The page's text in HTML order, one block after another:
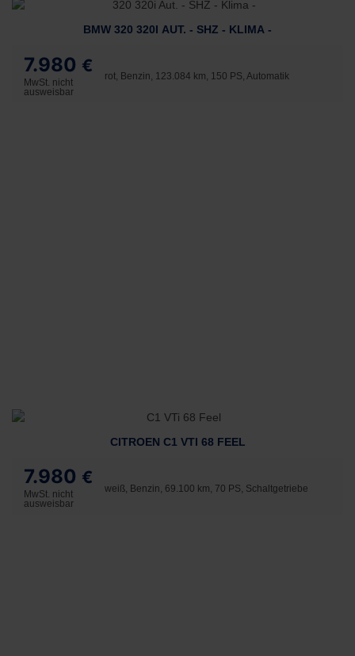
BMW 320 320I AUT. - SHZ - KLIMA -
7.980 €
MwSt. nicht
ausweisbar
rot, Benzin, 123.084 km, 150 PS, Automatik
CITROEN C1 VTI 68 FEEL
7.980 €
MwSt. nicht
ausweisbar
weiß, Benzin, 69.100 km, 70 PS, Schaltgetriebe